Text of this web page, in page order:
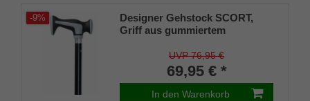
-9%
Designer Gehstock SCORT,
Griff aus gummiertem
Dämpfungspolster, Stock
schwarz lackiertes
Buchenholz, inklusiv
Gummipuffer, 94 cm
UVP 76,95 €
69,95 € *
In den Warenkorb